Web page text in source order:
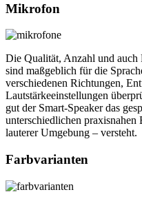
Mikrofon
Die Qualität, Anzahl und
sind maßgeblich für die
verschiedenen Richtungen,
Lautstärkeeinstellungen
gut der Smart-Speaker das
unterschiedlichen
lauterer Umgebung – versteht.
Farbvarianten